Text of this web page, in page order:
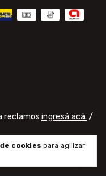
cookies para agilizar
reclamos ingresá acá. /
Todos los derechos